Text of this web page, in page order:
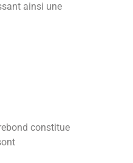
ainsi une
constitue